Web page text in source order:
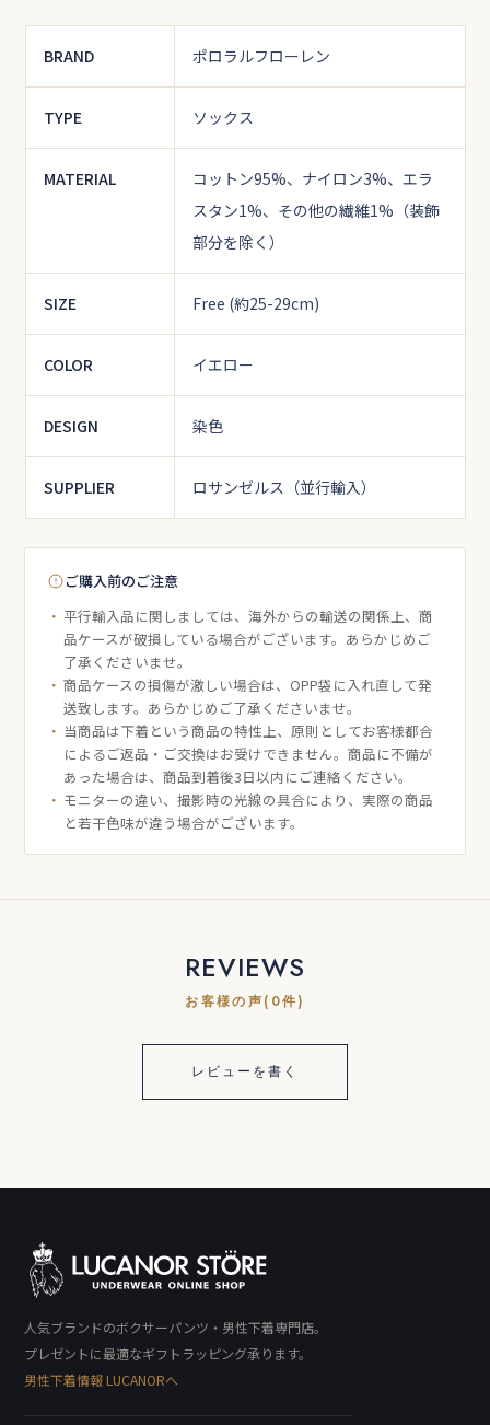
BRAND ポロラルフローレン
TYPE ソックス
MATERIAL
コットン95%、ナイロン3%、エラ
スタン1%、その他の繊維1%（装飾
部分を除く）
SIZE Free (約25-29cm)
COLOR イエロー
DESIGN 染色
SUPPLIER ロサンゼルス（並行輸入）
ご購入前のご注意
平行輸入品に関しましては、海外からの輸送の関係上、商
品ケースが破損している場合がございます。あらかじめご
了承くださいませ。
商品ケースの損傷が激しい場合は、OPP袋に入れ直して発
送致します。あらかじめご了承くださいませ。
当商品は下着という商品の特性上、原則としてお客様都合
によるご返品・ご交換はお受けできません。商品に不備が
あった場合は、商品到着後3日以内にご連絡ください。
モニターの違い、撮影時の光線の具合により、実際の商品
と若干色味が違う場合がございます。
REVIEWS
お客様の声(0件)
レビューを書く
人気ブランドのボクサーパンツ・男性下着専門店。
プレゼントに最適なギフトラッピング承ります。
男性下着情報 LUCANORへ